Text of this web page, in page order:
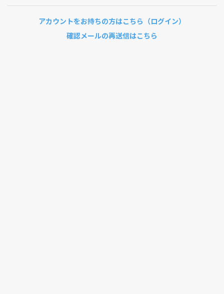
アカウントをお持ちの方はこちら（ログイン）
確認メールの再送信はこちら